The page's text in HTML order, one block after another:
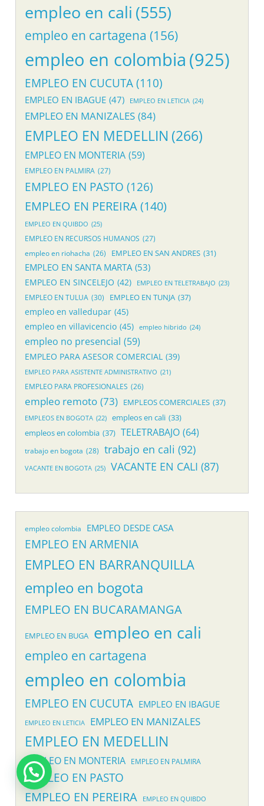
empleo en cali (555)
empleo en cartagena (156)
empleo en colombia (925)
EMPLEO EN CUCUTA (110)
EMPLEO EN IBAGUE (47) EMPLEO EN LETICIA (24)
EMPLEO EN MANIZALES (84)
EMPLEO EN MEDELLIN (266)
EMPLEO EN MONTERIA (59)
EMPLEO EN PALMIRA (27)
EMPLEO EN PASTO (126)
EMPLEO EN PEREIRA(140)
EMPLEO EN QUIBDO (25)
EMPLEO EN RECURSOS HUMANOS (27)
empleo en riohacha (26) EMPLEO EN SAN ANDRES (31)
EMPLEO EN SANTA MARTA (53)
EMPLEO EN SINCELEJO (42) EMPLEO EN TELETRABAJO (23)
EMPLEO EN TULUA (30) EMPLEO EN TUNJA (37)
empleo en valledupar (45)
empleo en villavicencio (45) empleo hibrido (24)
empleo no presencial (59)
EMPLEO PARA ASESOR COMERCIAL (39)
EMPLEO PARA ASISTENTE ADMINISTRATIVO (21)
EMPLEO PARA PROFESIONALES (26)
empleo remoto (73) EMPLEOS COMERCIALES (37)
EMPLEOS EN BOGOTA (22) empleos en cali (33)
empleos en colombia (37) TELETRABAJO (64)
trabajo en bogota (28) trabajo en cali (92)
VACANTE EN BOGOTA (25) VACANTE EN CALI (87)
empleo colombia EMPLEO DESDE CASA
EMPLEO EN ARMENIA
EMPLEO EN BARRANQUILLA
empleo en bogota
EMPLEO EN BUCARAMANGA
EMPLEO EN BUGA empleo en cali
empleo en cartagena
empleo en colombia
EMPLEO EN CUCUTA EMPLEO EN IBAGUE
EMPLEO EN LETICIA EMPLEO EN MANIZALES
EMPLEO EN MEDELLIN
EMPLEO EN MONTERIA EMPLEO EN PALMIRA
EMPLEO EN PASTO
EMPLEO EN PEREIRA
EMPLEO EN QUIBDO